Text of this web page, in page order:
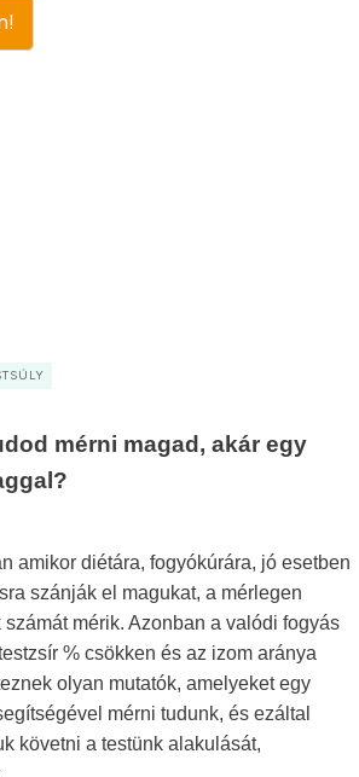
mérni magad, akár egy
amikor diétára, fogyókúrára, jó esetben
szánják el magukat, a mérlegen
számát mérik. Azonban a valódi fogyás
% csökken és az izom aránya
olyan mutatók, amelyeket egy
mérni tudunk, és ezáltal
követni a testünk alakulását,